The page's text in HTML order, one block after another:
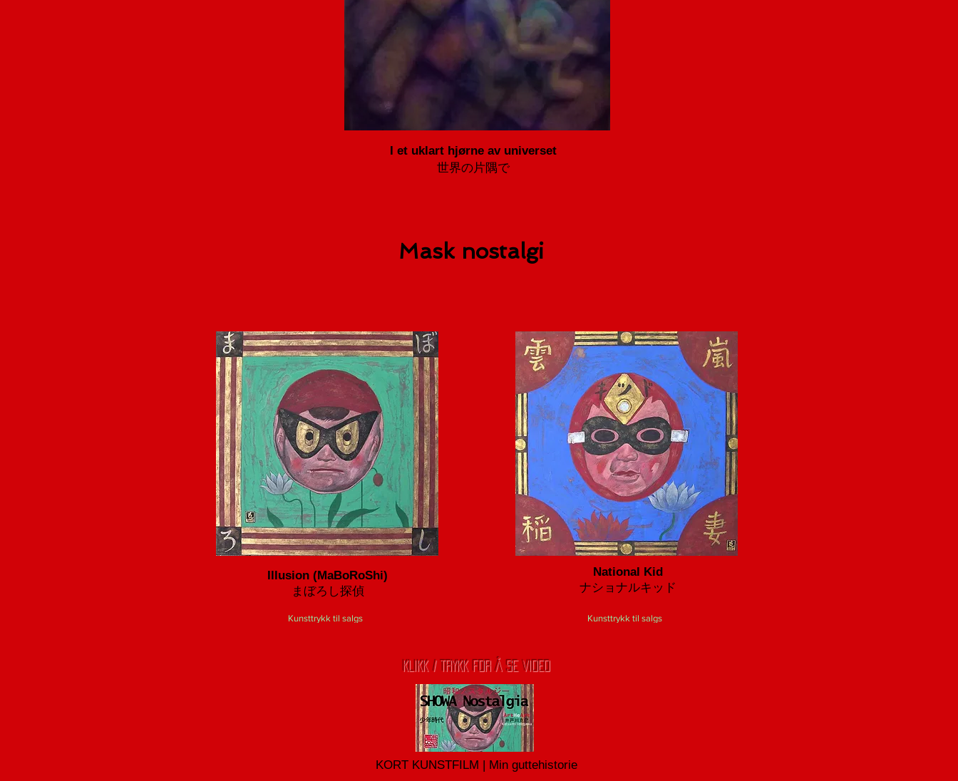
I et uklart hjørne av universet
世界の片隅で
Mask nostalgi
Illusion (MaBoRoShi)
まぼろし探偵
Kunsttrykk til salgs
National Kid
ナショナルキッド
Kunsttrykk til salgs
KLIKK / TRYKK FOR Å SE VIDEO
KORT KUNSTFILM | Min guttehistorie